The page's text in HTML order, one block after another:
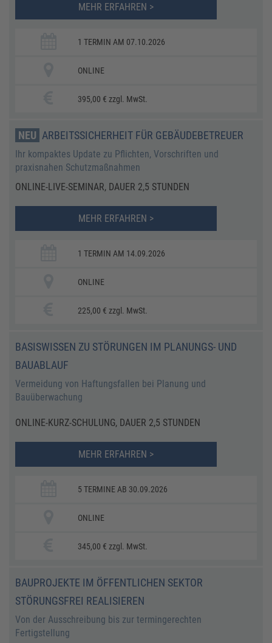
MEHR ERFAHREN >
1 TERMIN AM 07.10.2026
ONLINE
395,00 € zzgl. MwSt.
NEU ARBEITSSICHERHEIT FÜR GEBÄUDEBETREUER
Ihr kompaktes Update zu Pflichten, Vorschriften und
praxisnahen Schutzmaßnahmen
ONLINE-LIVE-SEMINAR, DAUER 2,5 STUNDEN
MEHR ERFAHREN >
1 TERMIN AM 14.09.2026
ONLINE
225,00 € zzgl. MwSt.
BASISWISSEN ZU STÖRUNGEN IM PLANUNGS- UND
BAUABLAUF
Vermeidung von Haftungsfallen bei Planung und
Bauüberwachung
ONLINE-KURZ-SCHULUNG, DAUER 2,5 STUNDEN
MEHR ERFAHREN >
5 TERMINE AB 30.09.2026
ONLINE
345,00 € zzgl. MwSt.
BAUPROJEKTE IM ÖFFENTLICHEN SEKTOR
STÖRUNGSFREI REALISIEREN
Von der Ausschreibung bis zur termingerechten
Fertigstellung